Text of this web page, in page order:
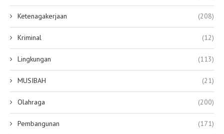
Ketenagakerjaan (208)
Kriminal (12)
Lingkungan (113)
MUSIBAH (21)
Olahraga (200)
Pembangunan (171)